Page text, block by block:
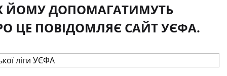
ЙОМУ ДОПОМАГАТИМУТЬ
ЦЕ ПОВІДОМЛЯЄ САЙТ УЄФА.